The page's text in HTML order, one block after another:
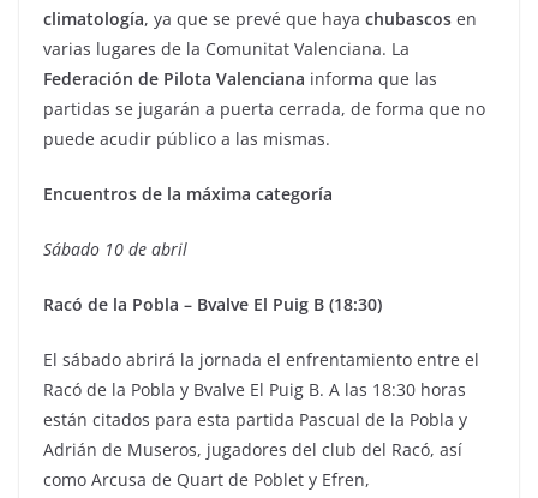
climatología, ya que se prevé que haya chubascos en
varias lugares de la Comunitat Valenciana. La
Federación de Pilota Valenciana informa que las
partidas se jugarán a puerta cerrada, de forma que no
puede acudir público a las mismas.
Encuentros de la máxima categoría
Sábado 10 de abril
Racó de la Pobla – Bvalve El Puig B (18:30)
El sábado abrirá la jornada el enfrentamiento entre el
Racó de la Pobla y Bvalve El Puig B. A las 18:30 horas
están citados para esta partida Pascual de la Pobla y
Adrián de Museros, jugadores del club del Racó, así
como Arcusa de Quart de Poblet y Efren,